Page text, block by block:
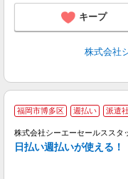
キープ
株式会社
福岡市博多区 週払い 派遣
株式会社シーエーセールススタ
日払い週払いが使える！